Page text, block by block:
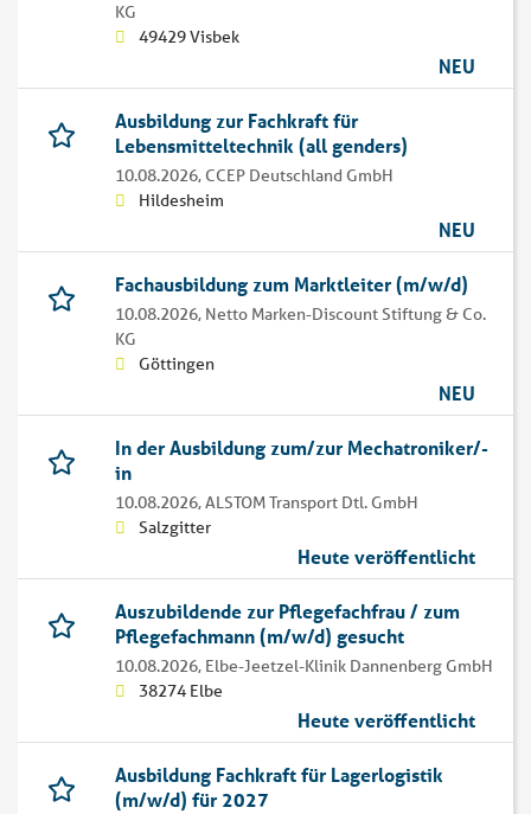
KG
49429 Visbek
NEU
Ausbildung zur Fachkraft für
Lebensmitteltechnik (all genders)
10.08.2026, CCEP Deutschland GmbH
Hildesheim
NEU
Fachausbildung zum Marktleiter (m/w/d)
10.08.2026, Netto Marken-Discount Stiftung & Co.
KG
Göttingen
NEU
In der Ausbildung zum/zur Mechatroniker/-
in
10.08.2026,ALSTOM Transport Dtl. GmbH
Salzgitter
Heute veröffentlicht
Auszubildende zur Pflegefachfrau / zum
Pflegefachmann (m/w/d) gesucht
10.08.2026, Elbe-Jeetzel-Klinik Dannenberg GmbH
38274 Elbe
Heute veröffentlicht
Ausbildung Fachkraft für Lagerlogistik
(m/w/d) für 2027